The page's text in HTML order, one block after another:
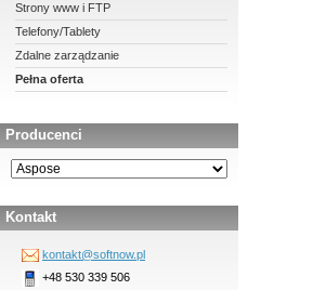
Strony www i FTP
Telefony/Tablety
Zdalne zarządzanie
Pełna oferta
Producenci
Kontakt
kontakt@softnow.pl
+48 530 339 506